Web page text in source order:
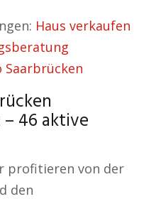
Haus verkaufen
Saarbrücken
46 aktive
profitieren von der
den